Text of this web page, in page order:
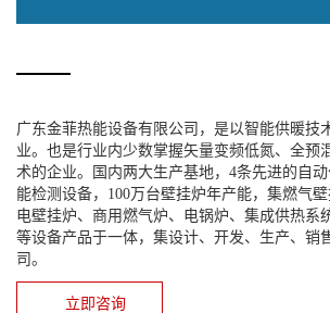
广东金菲热能设备有限公司，是以智能供暖技
业。也是行业内少数掌握矢量变频低氮、全预
术的企业。国内两大生产基地，4条先进的自
能检测设备，100万台壁挂炉年产能，集燃气壁
电壁挂炉、商用燃气炉、电锅炉、集成供热系
等设备产品于一体，集设计、开发、生产、销
司。
立即咨询